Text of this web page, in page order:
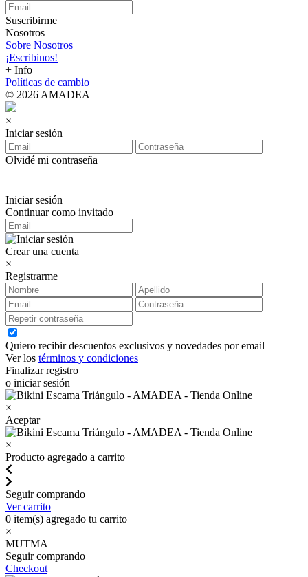
Suscribirme
Nosotros
Sobre Nosotros
¡Escribinos!
+ Info
Políticas de cambio
© 2026 AMADEA
×
Iniciar sesión
Olvidé mi contraseña
Iniciar sesión
Continuar como invitado
Crear una cuenta
×
Registrarme
Quiero recibir descuentos exclusivos y novedades por email
Ver los términos y condiciones
Finalizar registro
o iniciar sesión
×
Aceptar
×
Producto agregado a carrito
Seguir comprando
Ver carrito
0 item(s) agregado tu carrito
×
MUTMA
Seguir comprando
Checkout